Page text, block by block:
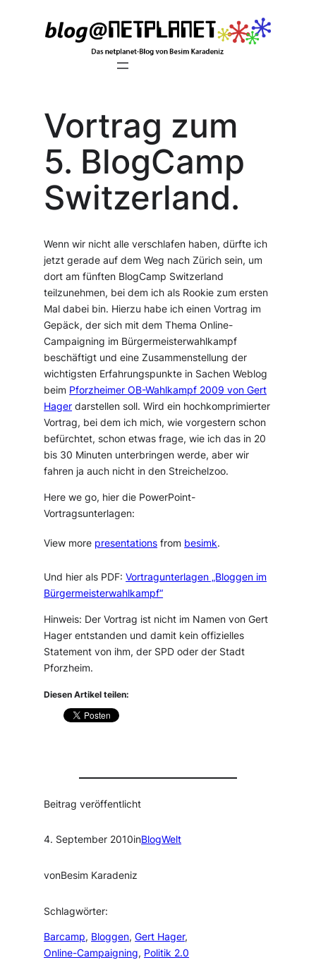
Vortrag zum
5. BlogCamp
Switzerland.
Wenn wir nicht alle verschlafen haben, dürfte ich
jetzt gerade auf dem Weg nach Zürich sein, um
dort am fünften BlogCamp Switzerland
teilzunehmen, bei dem ich als Rookie zum ersten
Mal dabei bin. Hierzu habe ich einen Vortrag im
Gepäck, der sich mit dem Thema Online-
Campaigning im Bürgermeisterwahlkampf
beschäftigt und eine Zusammenstellung der
wichtigsten Erfahrungspunkte in Sachen Weblog
beim Pforzheimer OB-Wahlkampf 2009 von Gert
Hager darstellen soll. Wird ein hochkomprimierter
Vortrag, bei dem ich mich, wie vorgestern schon
befürchtet, schon etwas frage, wie ich das in 20
bis 30 Minuten unterbringen werde, aber wir
fahren ja auch nicht in den Streichelzoo.
Here we go, hier die PowerPoint-
Vortragsunterlagen:
View more presentations from besimk.
Und hier als PDF:Vortragunterlagen „Bloggen im
Bürgermeisterwahlkampf“
Hinweis: Der Vortrag ist nicht im Namen von Gert
Hager entstanden und damit kein offizielles
Statement von ihm, der SPD oder der Stadt
Pforzheim.
Diesen Artikel teilen:
Beitrag veröffentlicht
4. September 2010inBlogWelt
vonBesim Karadeniz
Schlagwörter:
Barcamp, Bloggen, Gert Hager
Online-Campaigning, Politik 2.0